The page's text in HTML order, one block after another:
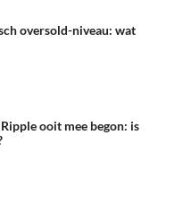
oversold-niveau: wat
ooit mee begon: is